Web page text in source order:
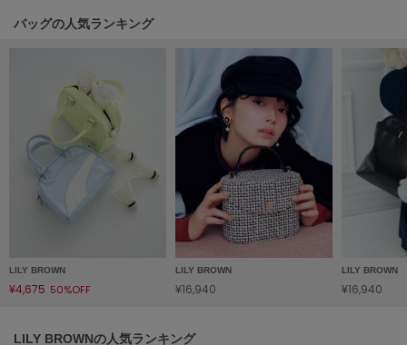
リリーブラウン
LITTLE UNION TOKYO
リトルユニオン トウキョウ
made of Organics
メイドオブオーガニクス
MIESROHE
バッグの人気ランキング
LILY BROWN
¥4,675 50%OFF
LILY BROWN
¥16,940
LILY BROWN
¥16,940
LILY BROWNの人気ランキング